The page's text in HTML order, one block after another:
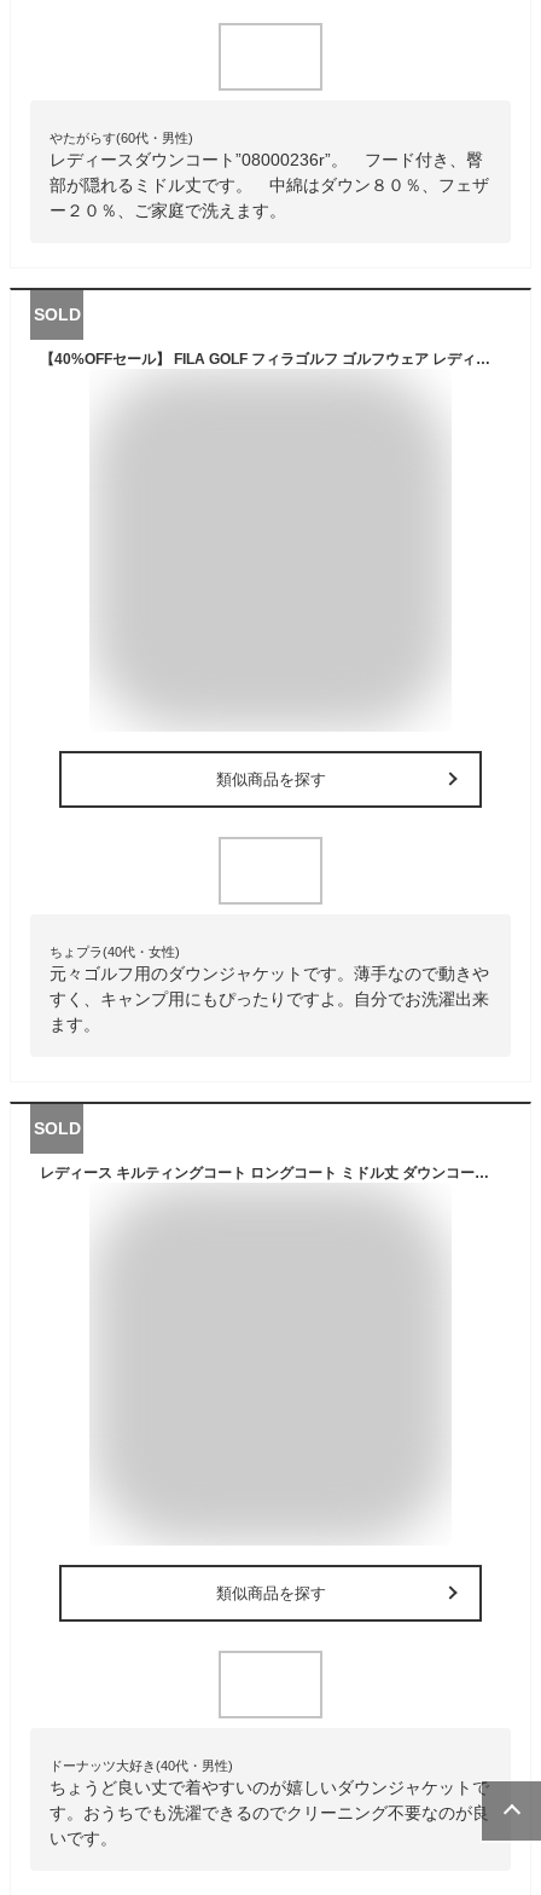
やたがらす(60代・男性)
レディースダウンコート”08000236r”。 フード付き、臀
部が隠れるミドル丈です。 中綿はダウン８０％、フェザ
ー２０％、ご家庭で洗えます。
SOLD
【40%OFFセール】 FILA GOLF フィラゴルフ ゴルフウェア レディース ダウンジャケット ブルゾン ジャンパー 軽量 ブランド 秋 冬 防寒 長袖 ハイネック 撥水 保温 収納袋付き ジャンバー S M L LL スポーツ アウトドア シンプル おしゃれ 冷え対策 プレゼント
類似商品を探す
ちょプラ(40代・女性)
元々ゴルフ用のダウンジャケットです。薄手なので動きや
すく、キャンプ用にもぴったりですよ。自分でお洗濯出来
ます。
SOLD
レディース キルティングコート ロングコート ミドル丈 ダウンコート キルティングジャケット アウター 洗える 中綿コート ノーカラーコート ダウンジャケット 防寒着 中綿入り カジュアル ゆったり 長袖 体型カバー 秋冬 防寒 暖かい 送料無料
類似商品を探す
ドーナッツ大好き(40代・男性)
ちょうど良い丈で着やすいのが嬉しいダウンジャケットで
す。おうちでも洗濯できるのでクリーニング不要なのが良
いです。